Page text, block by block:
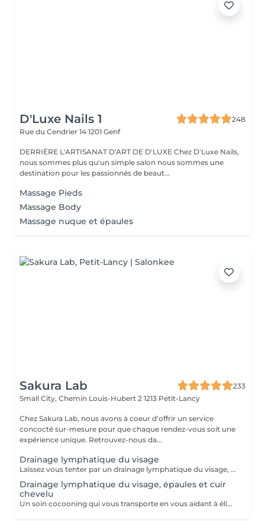
D'Luxe Nails 1
248
Rue du Cendrier 14 1201 Genf
DERRIÈRE L'ARTISANAT D'ART DE D'LUXE Chez D'Luxe Nails,
nous sommes plus qu'un simple salon nous sommes une
destination pour les passionnés de beaut...
Massage Pieds
Massage Body
Massage nuque et épaules
Sakura Lab
233
Small City, Chemin Louis-Hubert 2 1213 Petit-Lancy
Chez Sakura Lab, nous avons à coeur d'offrir un service
concocté sur-mesure pour que chaque rendez-vous soit une
expérience unique. Retrouvez-nous da...
Drainage lymphatique du visage
Laissez vous tenter par un drainage lymphatique du visage, efficace contre les oedèmes et poches ainsi que les problèmes de circulations sanguine. C'est un soin qui permet de se libérer des toxines accumulées. Le drainage lymphatique du visage peut être associé ä d'autres soins visages
Drainage lymphatique du visage, épaules et cuir
chevelu
Un soin cocooning qui vous transporte en vous aidant à éliminer les toxines.